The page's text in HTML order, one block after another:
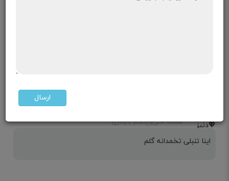
هفته سی‌وپنجم بارداری
اینا تنبلی تخمدانه گلم
ارسال